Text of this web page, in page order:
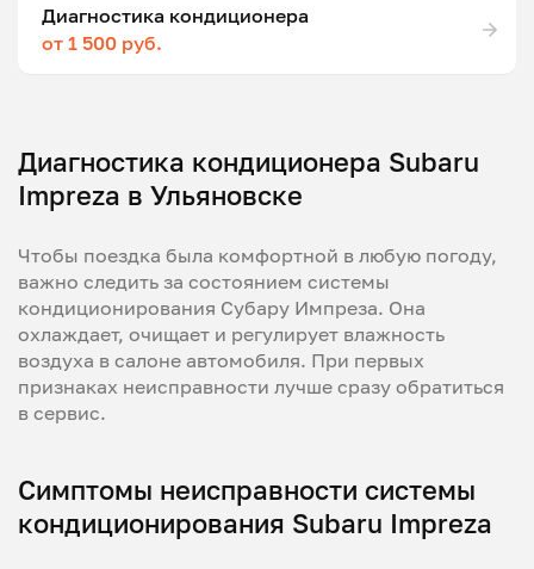
Диагностика кондиционера
от 1 500 руб.
Диагностика кондиционера Subaru
Impreza в Ульяновске
Чтобы поездка была комфортной в любую погоду,
важно следить за состоянием системы
кондиционирования Субару Импреза. Она
охлаждает, очищает и регулирует влажность
воздуха в салоне автомобиля. При первых
признаках неисправности лучше сразу обратиться
в сервис.
Симптомы неисправности системы
кондиционирования Subaru Impreza